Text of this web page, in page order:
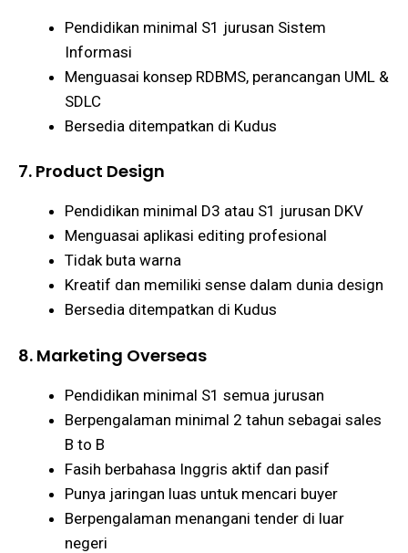
Pendidikan minimal S1 jurusan Sistem
Informasi
Menguasai konsep RDBMS, perancangan UML &
SDLC
Bersedia ditempatkan di Kudus
7. Product Design
Pendidikan minimal D3 atau S1 jurusan DKV
Menguasai aplikasi editing profesional
Tidak buta warna
Kreatif dan memiliki sense dalam dunia design
Bersedia ditempatkan di Kudus
8. Marketing Overseas
Pendidikan minimal S1 semua jurusan
Berpengalaman minimal 2 tahun sebagai sales
B to B
Fasih berbahasa Inggris aktif dan pasif
Punya jaringan luas untuk mencari buyer
Berpengalaman menangani tender di luar
negeri